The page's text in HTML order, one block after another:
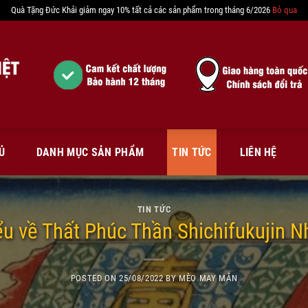
Quà Tặng Đức Khải giảm ngay 10% tất cả các sản phẩm trong tháng 6/2026 Bỏ qua
DANH MỤC SẢN PHẨM TIN TỨC LIÊN HỆ
TIN TỨC
về Thất Phúc Thần Shichifukujin
POSTED ON25/08/2022 BYMÈO MAY MẮN